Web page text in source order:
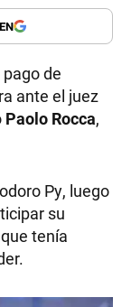
de
ante el juez
Paolo Rocca,
Py, luego
su
tenía